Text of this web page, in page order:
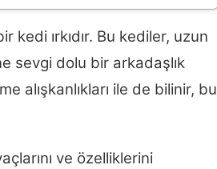
kedi ırkıdır. Bu kediler, uzun
sevgi dolu bir arkadaşlık
alışkanlıkları ile de bilinir, bu
ve özelliklerini